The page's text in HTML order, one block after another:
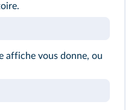
affiche vous donne, ou